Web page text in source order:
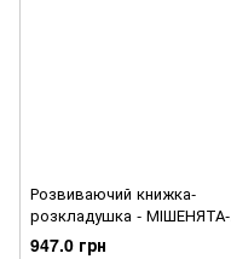
Розвиваючий книжка-
розкладушка - МІШЕНЯТА-
МАВПЕНЯТА, 12025
947.0 грн